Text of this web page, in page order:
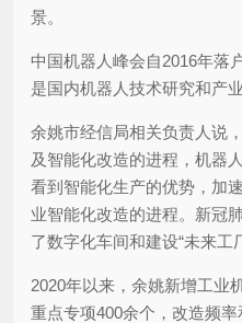
景。
中国机器人峰会自2016年落
是国内机器人技术研究和产
余姚市经信局相关负责人说
及智能化改造的进程，机器
看到智能化生产的优势，加
业智能化改造的进程。新冠
了数字化车间和建设“未来工
2020年以来，余姚新增工业
重点专项400余个，改造频